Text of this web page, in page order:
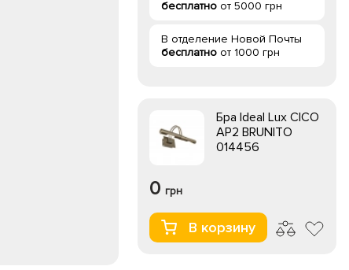
бесплатно от 5000 грн
В отделение Новой Почты
бесплатно от 1000 грн
Бра Ideal Lux CICO
AP2 BRUNITO
014456
0 грн
В корзину